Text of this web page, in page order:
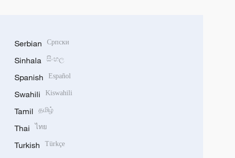
Serbian Српски
Sinhala සිංහල
Spanish Español
Swahili Kiswahili
Tamil தமிழ்
Thai ไทย
Turkish Türkçe